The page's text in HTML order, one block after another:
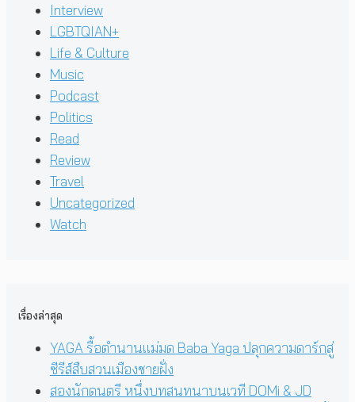
Interview
LGBTQIAN+
Life & Culture
Music
Podcast
Politics
Read
Review
Travel
Uncategorized
Watch
เรื่องล่าสุด
YAGA รื้อตำนานแม่มด Baba Yaga ปลุกความดาร์กสู่
ซีรีส์สืบสวนเมืองชายฝั่ง
สองนักดนตรี หนึ่งบทสนทนาบนเวที DOMi & JD